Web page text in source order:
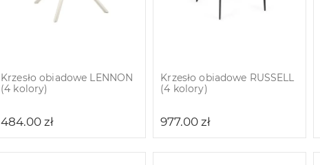
Krzesło obiadowe LENNON
(4 kolory)
484.00 zł
Krzesło obiadowe RUSSELL
(4 kolory)
977.00zł